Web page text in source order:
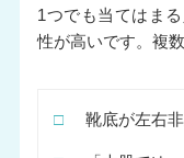
1つでも当てはま
性が高いです。複
□ 靴底が左右